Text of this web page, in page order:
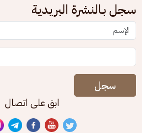
سجل بالنشرة البريدية
سجل
ابق على اتصال